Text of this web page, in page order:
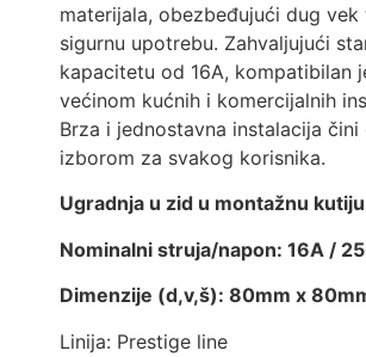
materijala, obezbeđujući dug vek
sigurnu upotrebu. Zahvaljujući
kapacitetu od 16A, kompatibilan
većinom kućnih i komercijalnih
Brza i jednostavna instalacija
izborom za svakog korisnika.
Ugradnja u zid u montažnu
Nominalni struja/napon: 16A /
Dimenzije (d,v,š): 80mm x
Linija: Prestige line